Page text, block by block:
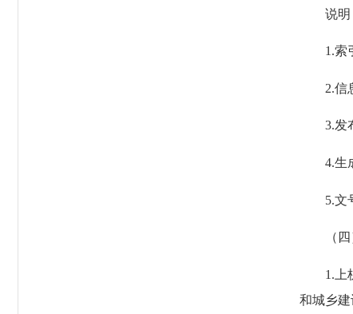
说明
1.索引
2.信息
3.发布
4.生成
5.文号
（四
1.上杭
和城乡建